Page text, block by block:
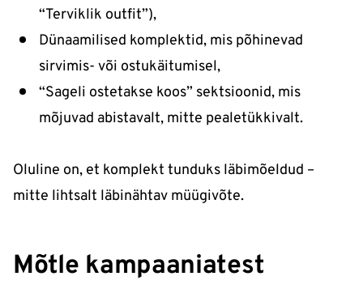
“Terviklik outfit”),
Dünaamilised komplektid, mis põhinevad
sirvimis- või ostukäitumisel,
“Sageli ostetakse koos” sektsioonid, mis
mõjuvad abistavalt, mitte pealetükkivalt.
Oluline on, et komplekt tunduks läbimõeldud –
mitte lihtsalt läbinähtav müügivõte.
Mõtle kampaaniatest